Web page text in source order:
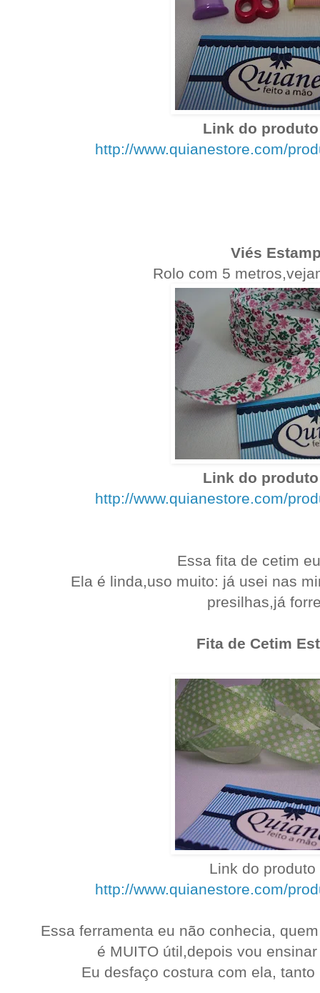
Link do
http://www.quianestore.com/
Viés
Rolo com 5
Link do
http://www.quianestore.com/
Essa fita de cetim
Ela é linda,uso muito: já usei nas
presilhas,já
Fita de Cetim
Link do produto
http://www.quianestore.com/
Essa ferramenta eu não conhecia,
é MUITO útil,depois vou
Eu desfaço costura com ela,